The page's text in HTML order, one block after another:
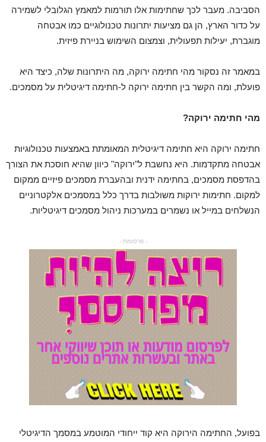
הסביבה. מעבר לכך שחתימות אלו תורמות למאמץ הגלובלי לשמירה
על כדור הארץ, הן גם מציעות יתרונות טכנולוגיים כמו אבטחה
מוגברת, יעילות תפעולית, וצמצום השימוש בניירת פיזית.
במאמר זה נסקור מהי חתימה ירוקה, מה היתרונות שלה, כיצד היא
פועלת, ומה הקשר בין חתימה ירוקה ל-חתימה דיגיטלית על מסמכים.
מהי חתימה ירוקה?
חתימה ירוקה היא חתימה דיגיטלית המאומתת באמצעות טכנולוגיות
אבטחה מתקדמות. היא נחשבת ל"ירוקה" כיוון שהיא חוסכת את הצורך
בהדפסת מסמכים, בחתימה ידנית ובהעברת מסמכים פיזיים ממקום
למקום. חתימות ירוקות משולבות בדרך כלל במסמכים אלקטרוניים
הנשלחים במייל או נשמרים במערכות ניהול מסמכים דיגיטליות.
- פרסומת -
בפועל, החתימה הירוקה היא קוד ייחודי המוטמע במסמך הדיגיטלי